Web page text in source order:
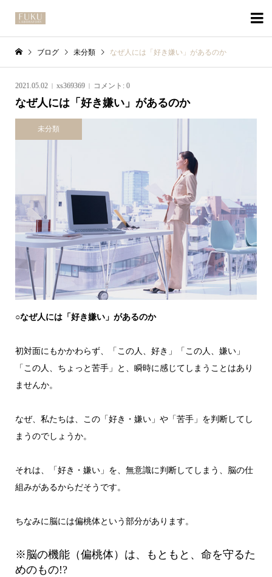

ブログ 未分類 なぜ人には「好き嫌い」があるのか
2021.05.02 xs369369 コメント: 0
なぜ人には「好き嫌い」があるのか
未分類
○なぜ人には「好き嫌い」があるのか
初対面にもかかわらず、「この人、好き」「この人、嫌い」
「この人、ちょっと苦手」と、瞬時に感じてしまうことはあり
ませんか。
なぜ、私たちは、この「好き・嫌い」や「苦手」を判断してし
まうのでしょうか。
それは、「好き・嫌い」を、無意識に判断してしまう、脳の仕
組みがあるからだそうです。
ちなみに脳には偏桃体という部分があります。
※脳の機能（偏桃体）は、もともと、命を守るた
めのもの!?